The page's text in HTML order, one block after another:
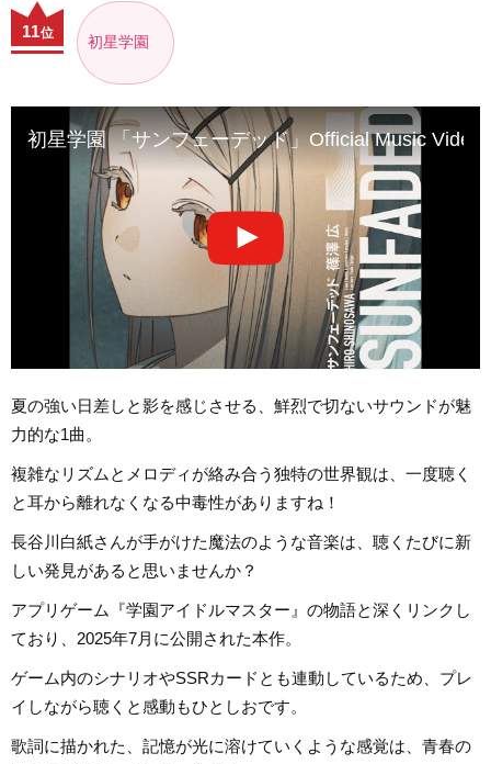
初星学園
11位
初星学園 「サンフェーデッド」Official Music
夏の強い日差しと影を感じさせる、鮮烈で切ないサウンドが魅
力的な1曲。
複雑なリズムとメロディが絡み合う独特の世界観は、一度聴く
と耳から離れなくなる中毒性がありますね！
長谷川白紙さんが手がけた魔法のような音楽は、聴くたびに新
しい発見があると思いませんか？
アプリゲーム『学園アイドルマスター』の物語と深くリンクし
ており、2025年7月に公開された本作。
ゲーム内のシナリオやSSRカードとも連動しているため、プレ
イしながら聴くと感動もひとしおです。
歌詞に描かれた、記憶が光に溶けていくような感覚は、青春の